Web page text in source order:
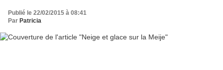
Publié le 22/02/2015 à 08:41
Par Patricia